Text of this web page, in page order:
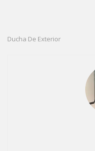
Ducha De Exterior